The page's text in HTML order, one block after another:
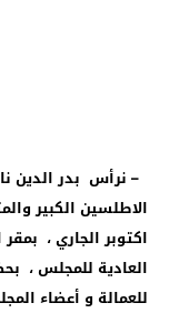
– نرأس بدر الدين
اكتوبر الجاري ،
العادية للمجلس ،
للعمالة و أعضاء